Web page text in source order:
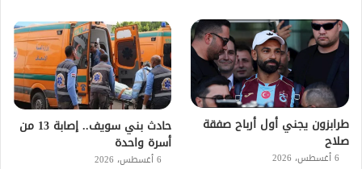
طرابزون يجني أول أرباح صفقة
صلاح
6 أغسطس، 2026
حادث بني سويف.. إصابة 13 من
أسرة واحدة
6 أغسطس، 2026